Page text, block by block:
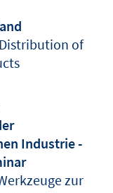
of
Industrie -
zur